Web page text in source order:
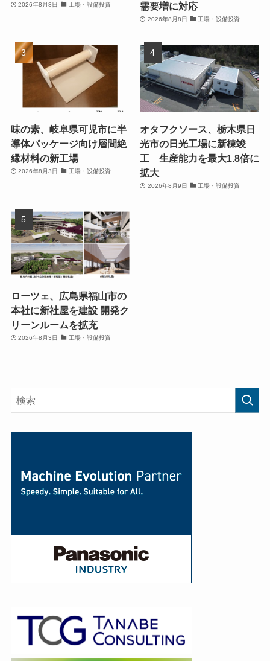
2026年8月8日 工場・設備投資
需要増に対応
2026年8月8日 工場・設備投資
味の素、岐阜県可児市に半
導体パッケージ向け層間絶
縁材料の新工場
2026年8月3日 工場・設備投資
オタフクソース、栃木県日
光市の日光工場に新棟竣
工 生産能力を最大1.8倍に
拡大
2026年8月9日 工場・設備投資
ローツェ、広島県福山市の
本社に新社屋を建設 開発ク
リーンルームを拡充
2026年8月3日 工場・設備投資